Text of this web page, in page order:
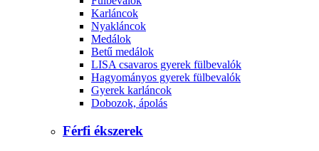
Karláncok
Nyakláncok
Medálok
Betű medálok
LISA csavaros gyerek fülbevalók
Hagyományos gyerek fülbevalók
Gyerek karláncok
Dobozok, ápolás
Férfi ékszerek